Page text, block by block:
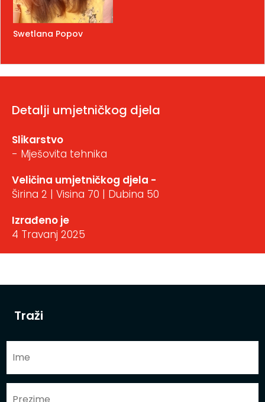
Traži
Swetlana Popov
Detalji umjetničkog djela
Slikarstvo
- Mješovita tehnika
Veličina umjetničkog djela -
Širina 2 | Visina 70 | Dubina 50
Izrađeno je
4 Travanj 2025